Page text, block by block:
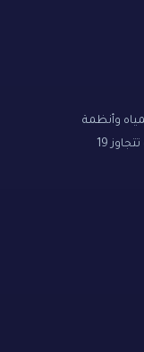
وأنظمة
التناضح العكسي وأجهزة إزالة عسر الماء، بخبرة تتجاوز 19